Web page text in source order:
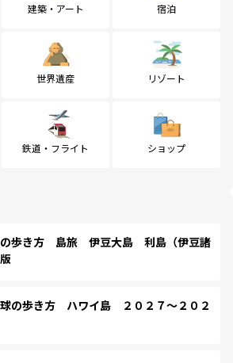
建築・アート 宿泊
世界遺産 リゾート
鉄道・フライト ショップ
歩き方 島旅 伊豆大島 利島（伊豆諸
の歩き方 ハワイ島 ２０２７～２０２